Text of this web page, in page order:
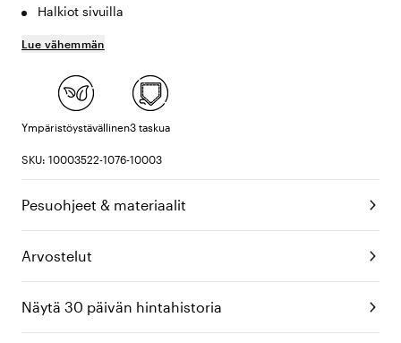
Halkiot sivuilla
Lue vähemmän
Ympäristöystävällinen3 taskua
SKU: 10003522-1076-10003
Pesuohjeet & materiaalit
Arvostelut
Näytä 30 päivän hintahistoria